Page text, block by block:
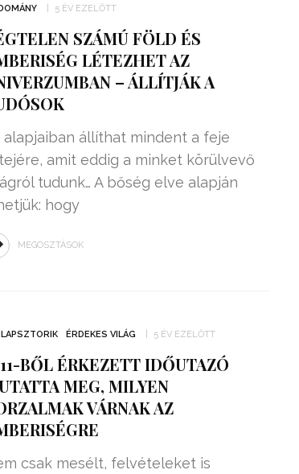
5 ÉV EZELŐTT
SZÁMÚ FÖLD ÉS
LÉTEZHET AZ
– ÁLLÍTJÁK A
alapjaiban állíthat mindent a feje
amit eddig a minket körülvevő
tudunk… A bőség elve alapján
hogy
MEGOSZTÁSOK
ÉRDEKES VILÁG 5 ÉV EZELŐTT
BŐL ÉRKEZETT IDŐUTAZÓ
MEG, MILYEN
VÁRNAK AZ
csak mesélt, felvételeket is
HÁROM DIÁK: VÉGTELEN
ENERGIÁT
TERMELHETNÉNEK A
FEKVŐRENDŐRÖK!